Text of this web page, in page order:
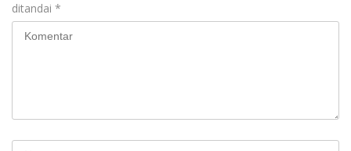
ditandai *